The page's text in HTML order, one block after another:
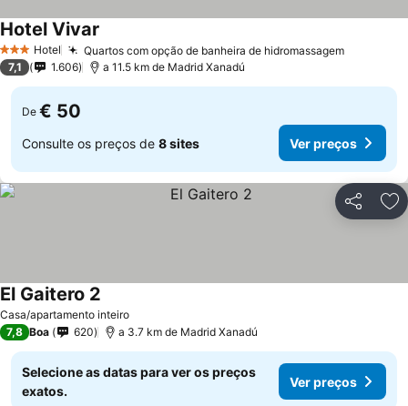
3 EstrelasHotel Quartos com opção de banheira de hidromassagem
Hotel Vivar
7,1 1.606 a 11.5 km de Madrid Xanadú
De € 50
Consulte os preços de 8 sites Ver preços
Partilhar
Casa/apartamento inteiro
El Gaitero 2
7,8 Boa 620 a 3.7 km de Madrid Xanadú
Selecione as datas para ver os preços
exatos.
Ver preços